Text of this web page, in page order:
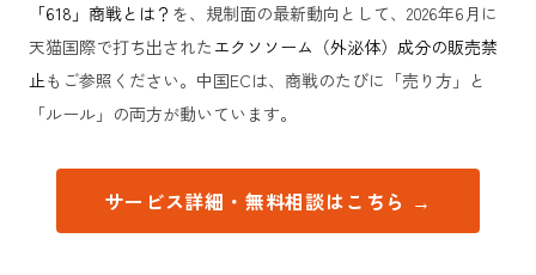
「618」商戦とは？ を、規制面の最新動向として、2026年6月に
天猫国際で打ち出された エクソソーム（外泌体）成分の販売禁
止もご参照ください。中国ECは、商戦のたびに「売り方」と
「ルール」の両方が動いています。
サービス詳細・無料相談はこちら →